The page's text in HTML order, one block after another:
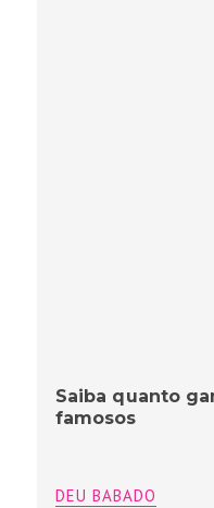
Saiba quanto
famosos
DEU BABADO